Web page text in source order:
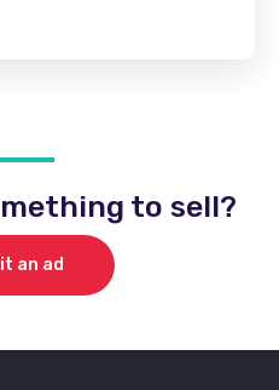
to sell?
an ad